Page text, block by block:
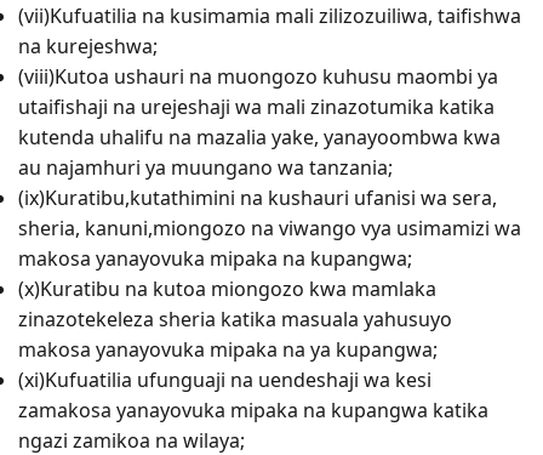
(vii)Kufuatilia na kusimamia mali zilizozuiliwa, taifishwa
na kurejeshwa;
(viii)Kutoa ushauri na muongozo kuhusu maombi ya
utaifishaji na urejeshaji wa mali zinazotumika katika
kutenda uhalifu na mazalia yake, yanayoombwa kwa
au najamhuri ya muungano wa tanzania;
(ix)Kuratibu,kutathimini na kushauri ufanisi wa sera,
sheria, kanuni,miongozo na viwango vya usimamizi wa
makosa yanayovuka mipaka na kupangwa;
(x)Kuratibu na kutoa miongozo kwa mamlaka
zinazotekeleza sheria katika masuala yahusuyo
makosa yanayovuka mipaka na ya kupangwa;
(xi)Kufuatilia ufunguaji na uendeshaji wa kesi
zamakosa yanayovuka mipaka na kupangwa katika
ngazi zamikoa na wilaya;